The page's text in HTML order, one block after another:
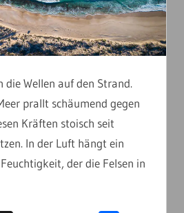
die Wellen auf den Strand.
prallt schäumend gegen
Kräften stoisch seit
In der Luft hängt ein
der die Felsen in